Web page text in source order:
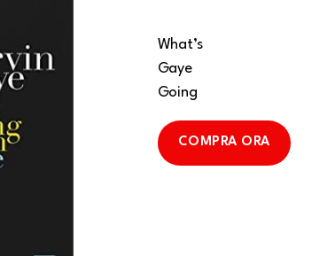
What’s
Gaye
Going
COMPRA ORA